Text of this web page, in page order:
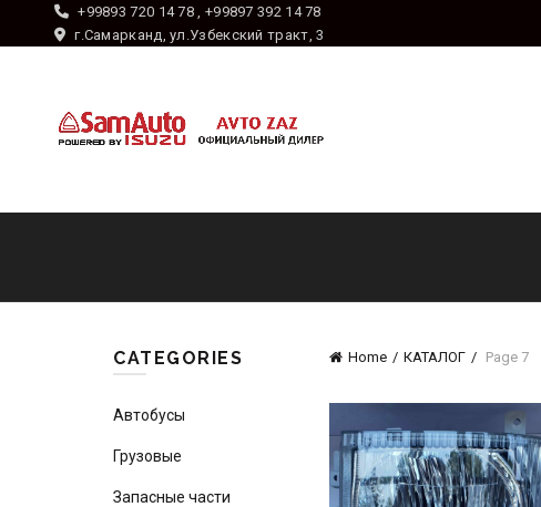
+99893 720 14 78 , +99897 392 14 78
г.Самарканд, ул.Узбекский тракт, 3
Home КАТАЛОГ Page 7
CATEGORIES
Автобусы
Грузовые
Запасные части